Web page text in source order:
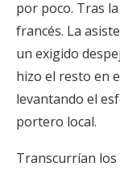
por poco. Tras
francés. La
un exigido
hizo el resto en
levantando el
portero local.
Transcurrían los